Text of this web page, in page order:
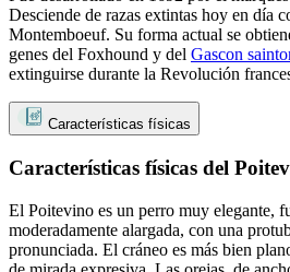
Desciende de razas extintas hoy en día
Montemboeuf. Su forma actual se
genes del Foxhound y del Gascon
extinguirse durante la Revolución
Características físicas
Características físicas del
El Poitevino es un perro muy elegante,
moderadamente alargada, con una
pronunciada. El cráneo es más bien